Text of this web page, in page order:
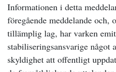
Informationen i detta
föregående meddelande och,
tillämplig lag, har varken
stabiliseringsansvarige något
skyldighet att offentligt